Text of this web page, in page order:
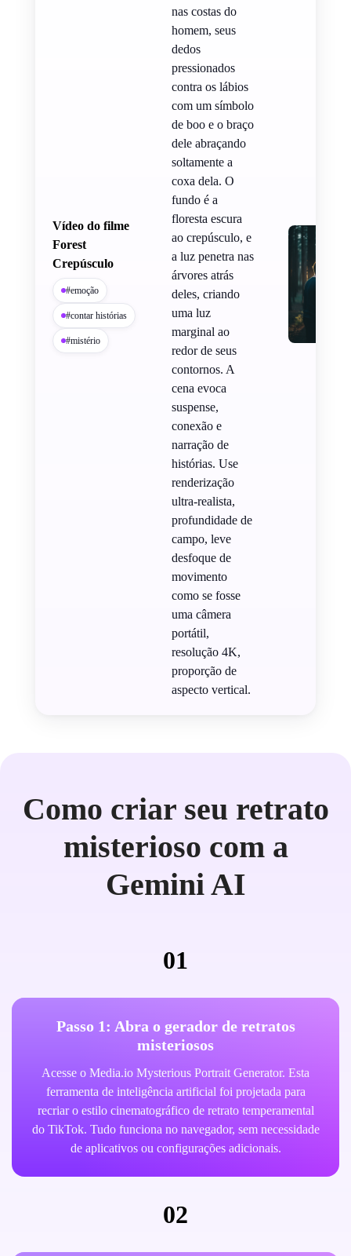
Vídeo do filme
Forest
Crepúsculo
#emoção
#contar histórias
#mistério
nas costas do
homem, seus
dedos
pressionados
contra os lábios
com um símbolo
de boo e o braço
dele abraçando
soltamente a
coxa dela. O
fundo é a
floresta escura
ao crepúsculo, e
a luz penetra nas
árvores atrás
deles, criando
uma luz
marginal ao
redor de seus
contornos. A
cena evoca
suspense,
conexão e
narração de
histórias. Use
renderização
ultra-realista,
profundidade de
campo, leve
desfoque de
movimento
como se fosse
uma câmera
portátil,
resolução 4K,
proporção de
aspecto vertical.
Como criar seu retrato
misterioso com a
Gemini AI
01
Passo 1: Abra o gerador de retratos
misteriosos
Acesse o Media.io Mysterious Portrait Generator. Esta
ferramenta de inteligência artificial foi projetada para
recriar o estilo cinematográfico de retrato temperamental
do TikTok. Tudo funciona no navegador, sem necessidade
de aplicativos ou configurações adicionais.
02